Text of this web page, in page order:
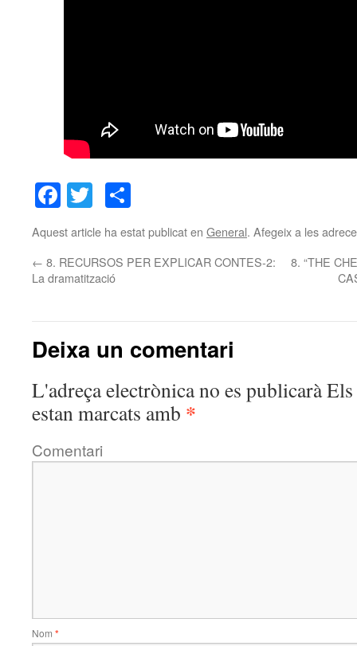
Facebook
Twitter
Aquest article ha estat publicat en General. Afegeix a les
← 8. RECURSOS PER EXPLICAR CONTES-2:
La dramatització
8. “THE
Deixa un comentari
L'adreça electrònica no es publicaràEls
estan marcats amb *
Comentari
Nom *